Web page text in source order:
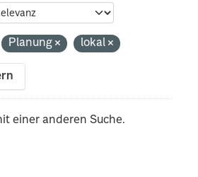
Planung lokal
einer anderen Suche.